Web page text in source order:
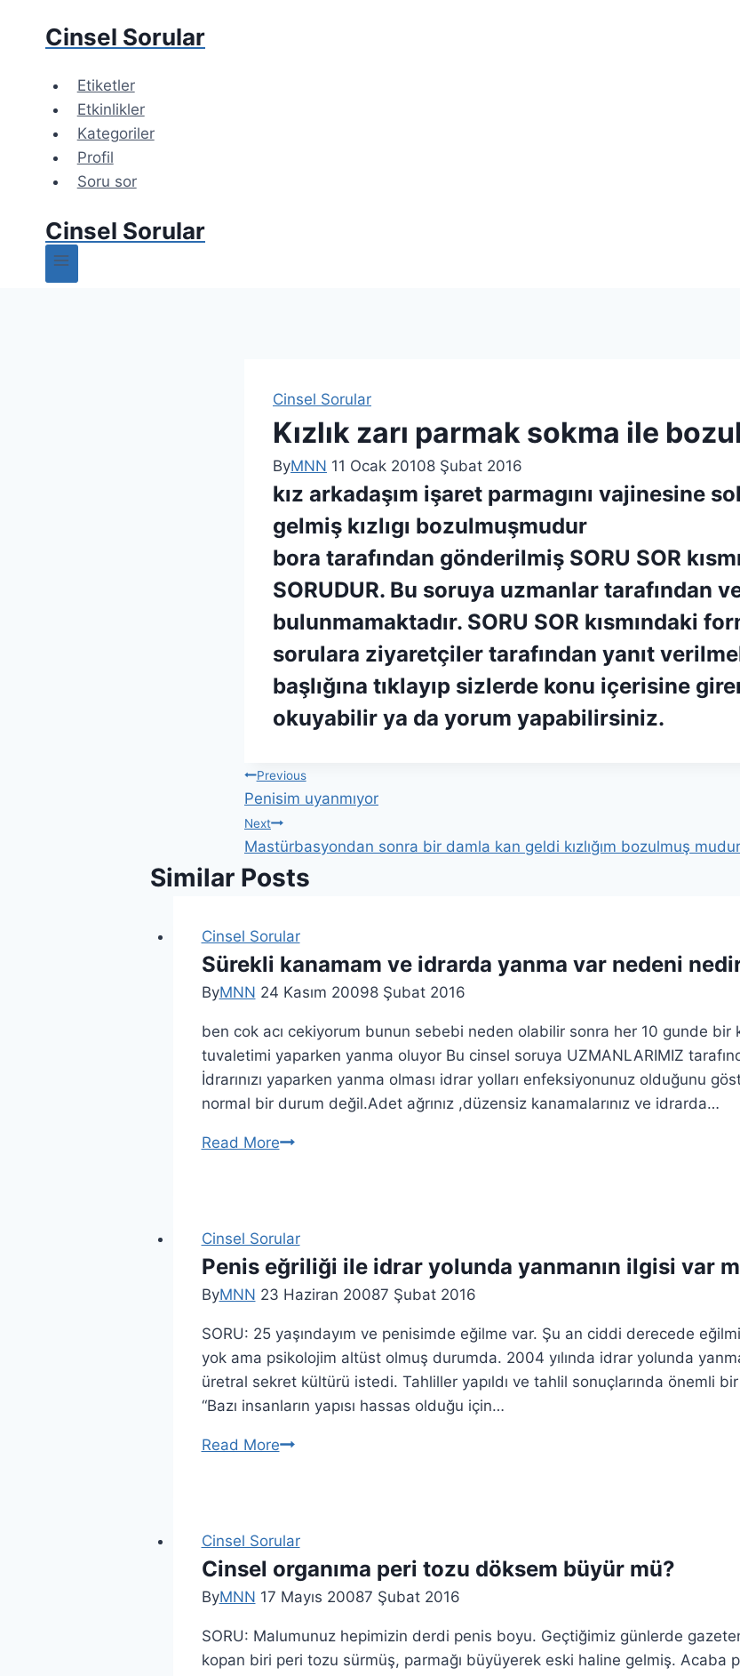
Cinsel Sorular
Etiketler
Etkinlikler
Kategoriler
Profil
Soru sor
Cinsel Sorular
Cinsel Sorular
Kızlık zarı parmak sokma ile
ByMNN 11 Ocak 20108 Şubat 2016
kız arkadaşım işaret parmagını vajinesine
gelmiş kızlıgı bozulmuşmudur
bora tarafından gönderilmiş SORU SOR
SORUDUR. Bu soruya uzmanlar tarafından
bulunmamaktadır. SORU SOR kısmındaki
sorulara ziyaretçiler tarafından yanıt
başlığına tıklayıp sizlerde konu içerisine
okuyabilir ya da yorum yapabilirsiniz.
Previous
Penisim uyanmıyor
Next
Mastürbasyondan sonra bir damla kan geldi kızlığım bozulmuş
Similar Posts
Cinsel Sorular
Sürekli kanamam ve idrarda yanma var nedeni
ByMNN 24 Kasım 20098 Şubat 2016
ben cok acı cekiyorum bunun sebebi neden olabilir sonra her 10 gunde bir
tuvaletimi yaparken yanma oluyor Bu cinsel soruya UZMANLARIMIZ
İdrarınızı yaparken yanma olması idrar yolları enfeksiyonunuz olduğunu
normal bir durum değil.Adet ağrınız ,düzensiz kanamalarınız ve idrarda…
Read More
Cinsel Sorular
Penis eğriliği ile idrar yolunda yanmanın ilgisi var
ByMNN 23 Haziran 20087 Şubat 2016
SORU: 25 yaşındayım ve penisimde eğilme var. Şu an ciddi derecede
yok ama psikolojim altüst olmuş durumda. 2004 yılında idrar yolunda
üretral sekret kültürü istedi. Tahliller yapıldı ve tahlil sonuçlarında önemli bir
“Bazı insanların yapısı hassas olduğu için…
Read More
Cinsel Sorular
Cinsel organıma peri tozu döksem büyür mü?
ByMNN 17 Mayıs 20087 Şubat 2016
SORU: Malumunuz hepimizin derdi penis boyu. Geçtiğimiz günlerde
kopan biri peri tozu sürmüş, parmağı büyüyerek eski haline gelmiş. Acaba